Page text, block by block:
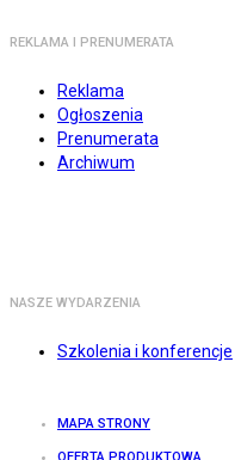
REKLAMA I PRENUMERATA
Reklama
Ogłoszenia
Prenumerata
Archiwum
NASZE WYDARZENIA
Szkolenia i konferencje
MAPA STRONY